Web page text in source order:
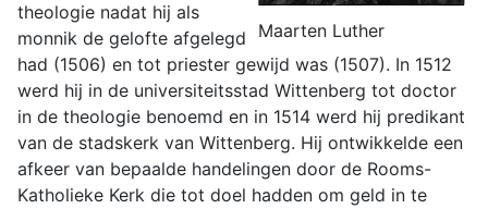
Maarten Luther
theologie nadat hij als
monnik de gelofte afgelegd
had (1506) en tot priester gewijd was (1507). In 1512
werd hij in de universiteitsstad Wittenberg tot doctor
in de theologie benoemd en in 1514 werd hij predikant
van de stadskerk van Wittenberg. Hij ontwikkelde een
afkeer van bepaalde handelingen door de Rooms-
Katholieke Kerk die tot doel hadden om geld in te